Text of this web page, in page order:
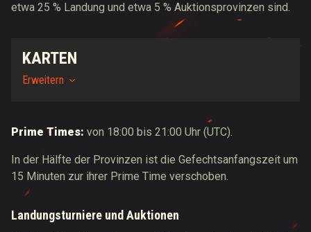
etwa 25 % Landung und etwa 5 % Auktionsprovinzen sind.
KARTEN
Erweitern
Prime Times: von 18:00 bis 21:00 Uhr (UTC).
In der Hälfte der Provinzen ist die Gefechtsanfangszeit um
15 Minuten zur ihrer Prime Time verschoben.
Landungsturniere und Auktionen